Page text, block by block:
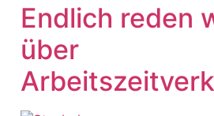
Endlich reden
über